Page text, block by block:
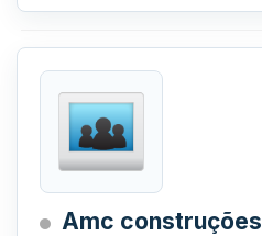
Amc construções